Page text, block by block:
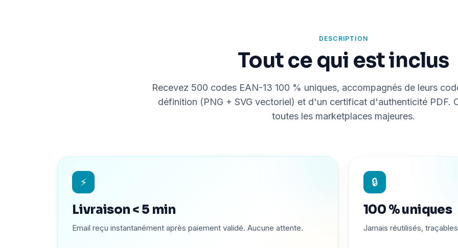
DESCRIPTION
Tout ce qui est inclus
Recevez 500 codes EAN-13 100 % uniques, accompagnés de leurs
définition (PNG + SVG vectoriel) et d'un certificat d'authenticité PDF.
toutes les marketplaces majeures.
⚡
Livraison < 5 min
Email reçu instantanément après paiement validé. Aucune attente.
🔒
100 % uniques
Jamais réutilisés,